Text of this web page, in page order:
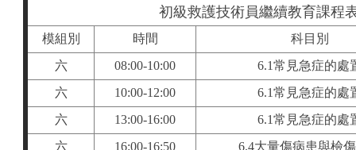
初級救護技術員繼續教育課程
模組別 時間
科目別
六
08:00-10:00
6.1常見急症的處
六
10:00-12:00
6.1常見急症的處
六
13:00-16:00
6.1常見急症的處
六
16:00-16:50
6.4大量傷病患與檢